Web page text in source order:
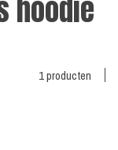
hoodie
1 producten